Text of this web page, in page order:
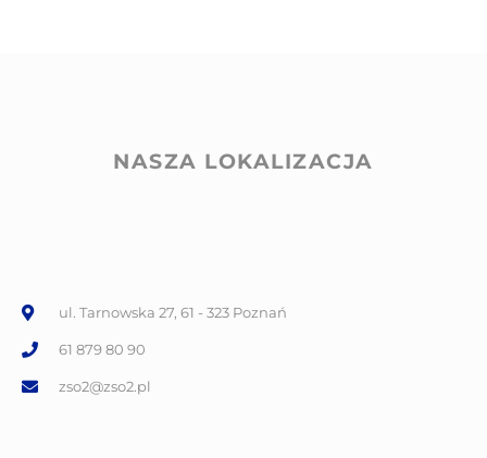
NASZA LOKALIZACJA
ul. Tarnowska 27, 61 - 323 Poznań
61 879 80 90
zso2@zso2.pl